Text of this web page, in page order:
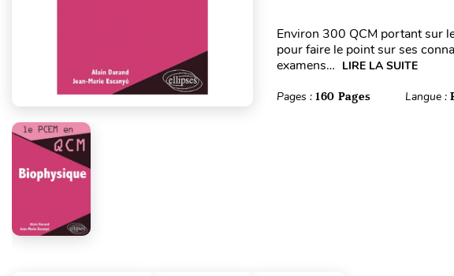
Environ 300 QCM portant sur
pour faire le point sur ses
examens… LIRE LA SUITE
Pages : 160 Pages Langue :